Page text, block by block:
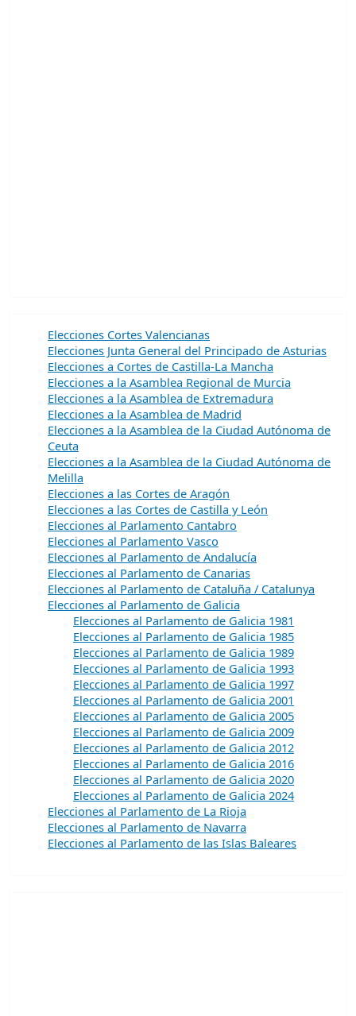
Elecciones Cortes Valencianas
Elecciones Junta General del Principado de Asturias
Elecciones a Cortes de Castilla-La Mancha
Elecciones a la Asamblea Regional de Murcia
Elecciones a la Asamblea de Extremadura
Elecciones a la Asamblea de Madrid
Elecciones a la Asamblea de la Ciudad Autónoma de
Ceuta
Elecciones a la Asamblea de la Ciudad Autónoma de
Melilla
Elecciones a las Cortes de Aragón
Elecciones a las Cortes de Castilla y León
Elecciones al Parlamento Cantabro
Elecciones al Parlamento Vasco
Elecciones al Parlamento de Andalucía
Elecciones al Parlamento de Canarias
Elecciones al Parlamento de Cataluña / Catalunya
Elecciones al Parlamento de Galicia
Elecciones al Parlamento de Galicia 1981
Elecciones al Parlamento de Galicia 1985
Elecciones al Parlamento de Galicia 1989
Elecciones al Parlamento de Galicia 1993
Elecciones al Parlamento de Galicia 1997
Elecciones al Parlamento de Galicia 2001
Elecciones al Parlamento de Galicia 2005
Elecciones al Parlamento de Galicia 2009
Elecciones al Parlamento de Galicia 2012
Elecciones al Parlamento de Galicia 2016
Elecciones al Parlamento de Galicia 2020
Elecciones al Parlamento de Galicia 2024
Elecciones al Parlamento de La Rioja
Elecciones al Parlamento de Navarra
Elecciones al Parlamento de las Islas Baleares